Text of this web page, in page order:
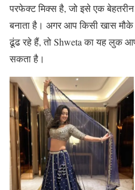
परफेक्ट मिक्स है, जो इसे एक बेहतरीन
बनाता है। अगर आप किसी खास
ढूंढ रहे हैं, तो Shweta का यह लुक
सकता है।